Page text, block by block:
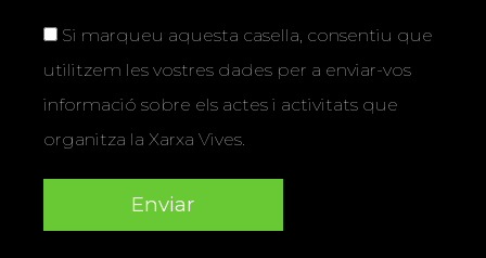
Si marqueu aquesta casella, consentiu que
utilitzem les vostres dades per a enviar-vos
informació sobre els actes i activitats que
organitza la Xarxa Vives.